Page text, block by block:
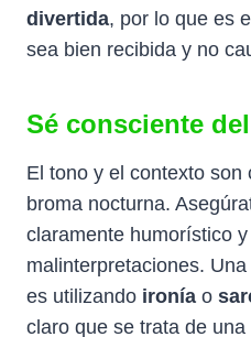
divertida, por lo que es
sea bien recibida y no
Sé consciente
El tono y el contexto son
broma nocturna.
claramente humorístico
malinterpretaciones.
es utilizando ironía o
claro que se trata de una